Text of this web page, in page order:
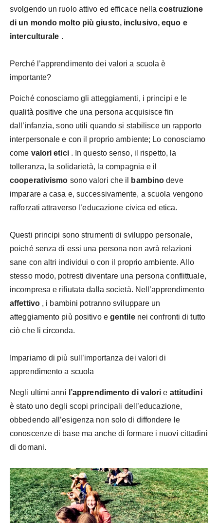
svolgendo un ruolo attivo ed efficace nellacostruzione
di un mondo molto più giusto, inclusivo, equo e
interculturale .
Perché l’apprendimento dei valori a scuola è
importante?
Poiché conosciamo gli atteggiamenti, i principi e le
qualità positive che una persona acquisisce fin
dall’infanzia, sono utili quando si stabilisce un rapporto
interpersonale e con il proprio ambiente; Lo conosciamo
come valori etici. In questo senso, il rispetto, la
tolleranza, la solidarietà, la compagnia e il
cooperativismo sono valori che il bambino deve
imparare a casa e, successivamente, a scuola vengono
rafforzati attraverso l’educazione civica ed etica.
Questi principi sono strumenti di sviluppo personale,
poiché senza di essi una persona non avrà relazioni
sane con altri individui o con il proprio ambiente. Allo
stesso modo, potresti diventare una persona conflittuale,
incompresa e rifiutata dalla società. Nell’apprendimento
affettivo, i bambini potranno sviluppare un
atteggiamento più positivo e gentilenei confronti di tutto
ciò che li circonda.
Impariamo di più sull’importanza dei valori di
apprendimento a scuola
Negli ultimi anni l’apprendimento di valori e attitudini
è stato uno degli scopi principali dell’educazione,
obbedendo all’esigenza non solo di diffondere le
conoscenze di base ma anche di formare i nuovi cittadini
di domani.